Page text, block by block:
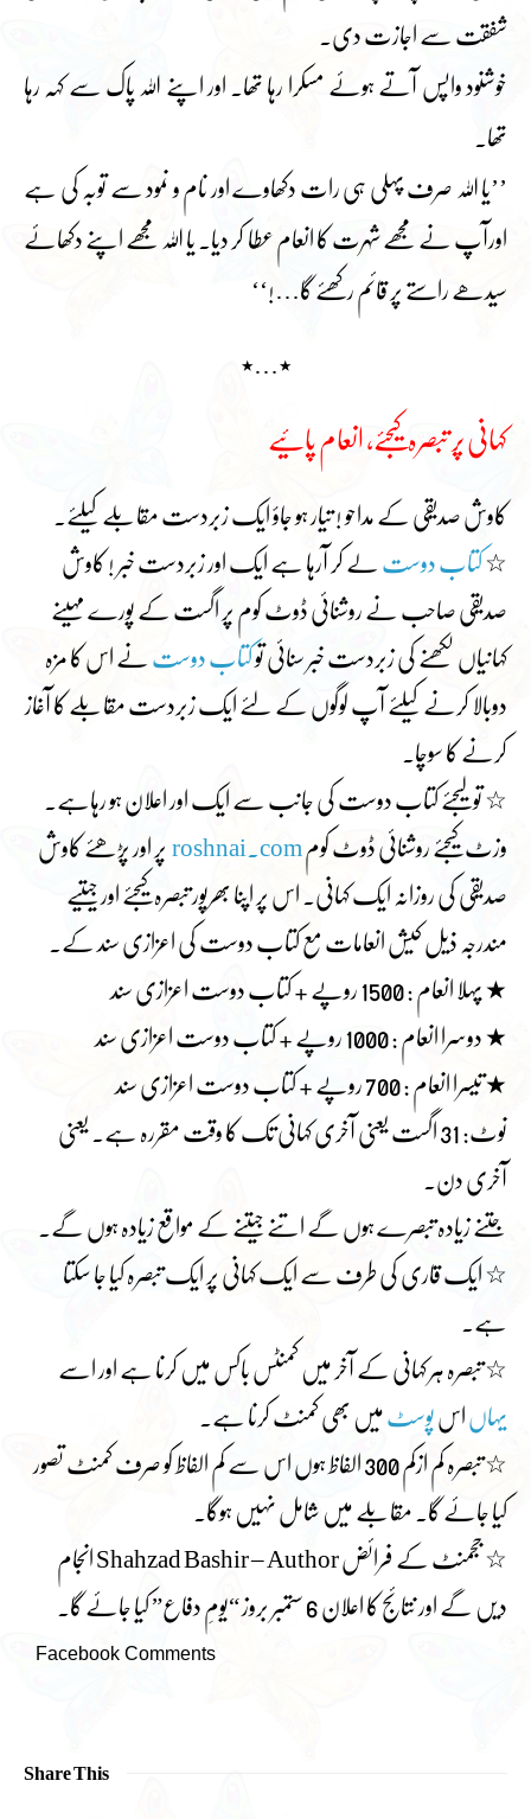
شفقت سے اجازت دی۔
خوشنود واپس آتے ہوئے مسکرا رہا تھا۔ اور اپنے اللہ پاک سے کہہ رہا
تھا۔
’’یا اللہ صرف پہلی ہی رات دکھاوے اور نام و نمود سے توبہ کی ہے
اورآپ نے مجھے شہرت کا انعام عطا کر دیا۔ یا اللہ مجھے اپنے دکھائے
سیدھے راستے پر قائم رکھئے گا…!‘‘
٭…٭
کہانی پر تبصرہ کیجئے، انعام پائیے
کاوش صدیقی کے مداحو ! تیار ہو جاؤ ایک زبردست مقابلے کیلئے۔
☆ کتاب دوست لے کر آرہا ہے ایک اور زبردست خبر ! کاوش
صدیقی صاحب نے روشنائی ڈوٹ کوم پر اگست کے پورے مہینے
کہانیاں لکھنے کی زبردست خبر سنائی توکتاب دوست نے اس کا مزہ
دوبالا کرنے کیلئے آپ لوگوں کے لئے ایک زبردست مقابلے کا آغاز
کرنے کا سوچا۔
☆ تو لیجئے کتاب دوست کی جانب سے ایک اور اعلان ہو رہاہے۔
وزٹ کیجئے روشنائی ڈوٹ کوم roshnai.com پر اور پڑھئے کاوش
صدیقی کی روزانہ ایک کہانی۔ اس پر اپنا بھرپور تبصرہ کیجئے اور جیتیے
مندرجہ ذیل کیش انعامات مع کتاب دوست کی اعزازی سند کے۔
★ پہلا انعام : 1500 روپے + کتاب دوست اعزازی سند
★ دوسرا انعام : 1000 روپے + کتاب دوست اعزازی سند
★ تیسرا انعام : 700 روپے + کتاب دوست اعزازی سند
نوٹ: 31 اگست یعنی آخری کہانی تک کا وقت مقررہ ہے۔ یعنی
آخری دن۔
جتنے زیادہ تبصرے ہوں گے اتنے جیتنے کے مواقع زیادہ ہوں گے۔
☆ ایک قاری کی طرف سے ایک کہانی پر ایک تبصرہ کیا جا سکتا
ہے۔
☆ تبصرہ ہر کہانی کے آخر میں کمنٹس باکس میں کرنا ہے اور اسے
یہاں اس پوسٹ میں بھی کمنٹ کرنا ہے۔
☆ تبصرہ کم ازکم 300 الفاظ ہوں اس سے کم الفاظ کو صرف کمنٹ تصور
کیا جائے گا۔ مقابلے میں شامل نہیں ہوگا۔
☆ ججمنٹ کے فرائضShahzad Bashir – Author انجام
دیں گے اور نتائج کا اعلان 6 ستمبر بروز “یومِ دفاع” کیا جائے گا۔
Facebook Comments
Share This